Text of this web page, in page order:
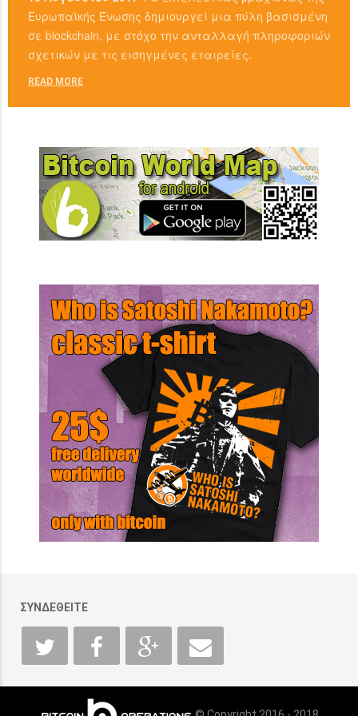
Ευρωπαϊκής Ένωσης δημιουργεί μια πύλη βασισμένη
σε blockchain, με στόχο την ανταλλαγή πληροφοριών
σχετικών με τις εισηγμένες εταιρείες.
READ MORE
ΣΥΝΔΕΘΕΙΤΕ